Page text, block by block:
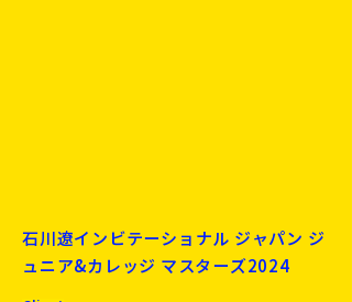
石川遼インビテーショナル ジャパン ジ
ュニア&カレッジ マスターズ2024